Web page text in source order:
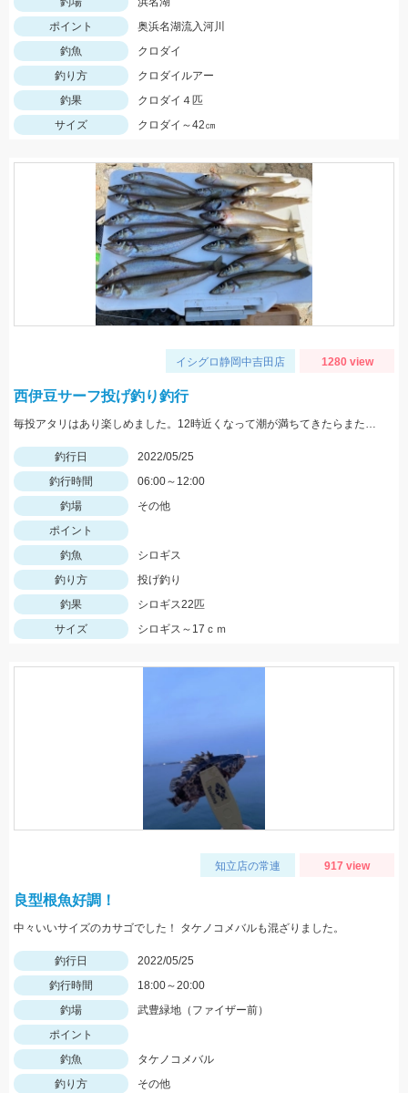
ポイント
奥浜名湖流入河川
釣魚
クロダイ
釣り方
クロダイルアー
釣果
クロダイ４匹
サイズ
クロダイ～42㎝
イシグロ静岡中吉田店 1280 view
西伊豆サーフ投げ釣り釣行
毎投アタリはあり楽しめました。12時近くなって潮が満ちてきたらまた食い良くなりましたが、エサ切れで終了しました。エサは赤イソメでした。
釣行日
2022/05/25
釣行時間
06:00～12:00
釣場
その他
ポイント
釣魚
シロギス
釣り方
投げ釣り
釣果
シロギス22匹
サイズ
シロギス～17ｃｍ
知立店の常連 917 view
良型根魚好調！
中々いいサイズのカサゴでした！ タケノコメバルも混ざりました。
釣行日
2022/05/25
釣行時間
18:00～20:00
釣場
武豊緑地（ファイザー前）
ポイント
釣魚
タケノコメバル
釣り方
その他